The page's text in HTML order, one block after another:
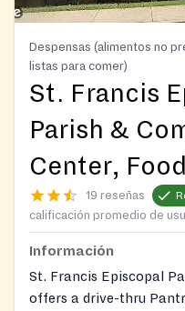
Despensas (alimentos no
listas para comer)
St. Francis
Parish &
Center,
19 reseñas
calificación promedio de
Información
St. Francis Episcopal
offers a drive-thru